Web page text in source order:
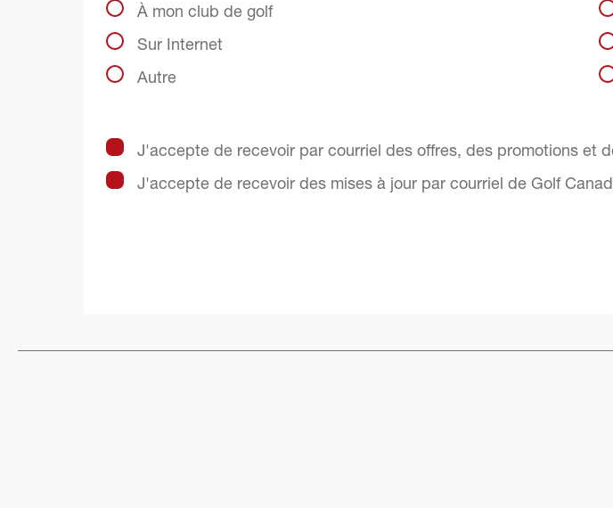
À mon club de golf
Sur Internet
Autre
J'accepte de recevoir par courriel des offres, des promotions et
J'accepte de recevoir des mises à jour par courriel de Golf